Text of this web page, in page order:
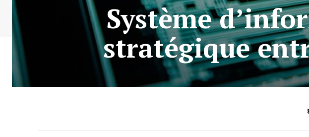
Système
stratégique